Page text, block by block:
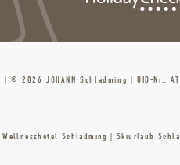
© 2026 JOHANN Schladming UID-Nr.:
|Wellnesshotel Schladming |Skiurlaub